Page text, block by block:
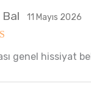
11 Mayıs 2026
genel hissiyat